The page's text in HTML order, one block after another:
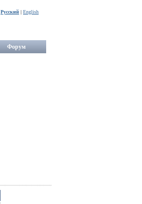
Русский | English
Форум